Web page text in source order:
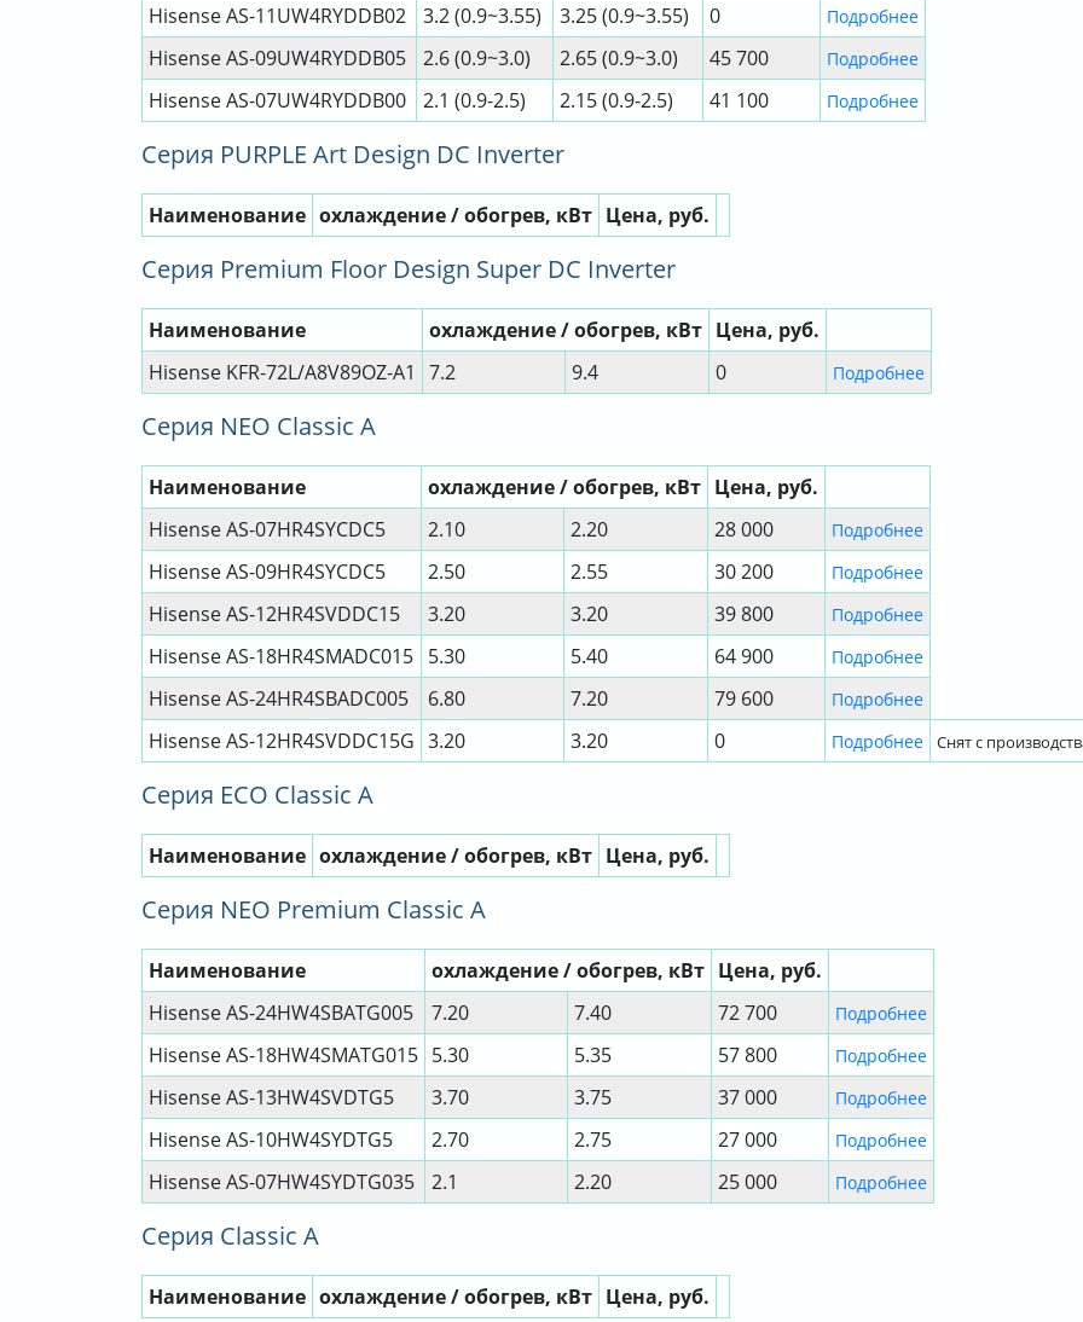
Hisense AS-11UW4RYDDB02 3.2 (0.9~3.55) 3.25 (0.9~3.55) 0 Подробнее
Hisense AS-09UW4RYDDB05 2.6 (0.9~3.0) 2.65 (0.9~3.0) 45 700 Подробнее
Hisense AS-07UW4RYDDB00 2.1 (0.9-2.5) 2.15 (0.9-2.5) 41 100 Подробнее
Серия PURPLE Art Design DC Inverter
Наименование охлаждение / обогрев, кВт Цена, руб.
Серия Premium Floor Design Super DC Inverter
Наименование охлаждение / обогрев, кВт Цена, руб.
Hisense KFR-72L/A8V89OZ-A1
7.2 9.4 0 Подробнее
Серия NEO Classic A
Наименование охлаждение / обогрев, кВт Цена, руб.
Hisense AS-07HR4SYCDC5
2.10 2.20 28 000 Подробнее
Hisense AS-09HR4SYCDC5 2.50 2.55 30 200 Подробнее
Hisense AS-12HR4SVDDC15 3.20 3.20 39 800 Подробнее
Hisense AS-18HR4SMADC015 5.30 5.40 64 900 Подробнее
Hisense AS-24HR4SBADC005 6.80 7.20 79 600 Подробнее
Hisense AS-12HR4SVDDC15G 3.20 3.20 0 Подробнее Снят с
Серия ECO Classic A
Наименование охлаждение / обогрев, кВт Цена, руб.
Серия NEO Premium Classic A
Наименование охлаждение / обогрев, кВт Цена, руб.
Hisense AS-24HW4SBATG005
7.20 7.40 72 700 Подробнее
Hisense AS-18HW4SMATG015 5.30 5.35 57 800 Подробнее
Hisense AS-13HW4SVDTG5 3.70 3.75 37 000 Подробнее
Hisense AS-10HW4SYDTG5 2.70 2.75 27 000 Подробнее
Hisense AS-07HW4SYDTG035 2.1 2.20 25 000 Подробнее
Серия Classic A
Наименование охлаждение / обогрев, кВт Цена, руб.